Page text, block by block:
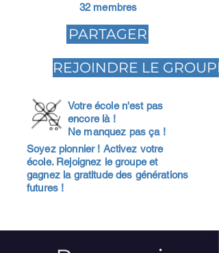
32 membres
PARTAGER
REJOINDRE LE GROUPE
Votre école n'est pas
encore là !
Ne manquez pas ça !
Soyez pionnier ! Activez votre
école. Rejoignez le groupe et
gagnez la gratitude des générations
futures !